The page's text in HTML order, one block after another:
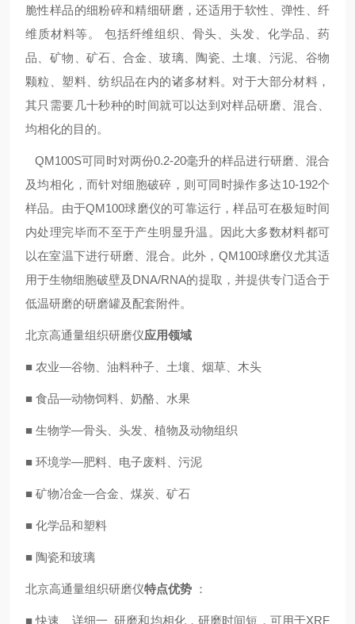
脆性样品的细粉碎和精细研磨，还适用于软性、弹性、纤
维质材料等。 包括纤维组织、骨头、头发、化学品、药
品、矿物、矿石、合金、玻璃、陶瓷、土壤、污泥、谷物
颗粒、塑料、纺织品在内的诸多材料。对于大部分材料，
其只需要几十秒种的时间就可以达到对样品研磨、混合、
均相化的目的。
QM100S可同时对两份0.2-20毫升的样品进行研磨、混合
及均相化，而针对细胞破碎，则可同时操作多达10-192个
样品。由于QM100球磨仪的可靠运行，样品可在极短时间
内处理完毕而不至于产生明显升温。因此大多数材料都可
以在室温下进行研磨、混合。此外，QM100球磨仪尤其适
用于生物细胞破壁及DNA/RNA的提取，并提供专门适合于
低温研磨的研磨罐及配套附件。
北京高通量组织研磨仪应用领域
■ 农业—谷物、油料种子、土壤、烟草、木头
■ 食品—动物饲料、奶酪、水果
■ 生物学—骨头、头发、植物及动物组织
■ 环境学—肥料、电子废料、污泥
■ 矿物冶金—合金、煤炭、矿石
■ 化学品和塑料
■ 陶瓷和玻璃
北京高通量组织研磨仪特点优势 ：
■ 快速、详细一 研磨和均相化，研磨时间短，可用于XRF